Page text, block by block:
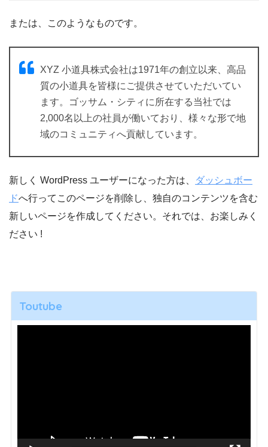
または、このようなものです。
XYZ 小道具株式会社は1971年の創立以来、高品
質の小道具を皆様にご提供させていただいてい
ます。ゴッサム・シティに所在する当社では
2,000名以上の社員が働いており、様々な形で地
域のコミュニティへ貢献しています。
新しく WordPress ユーザーになった方は、
ダッシュボー
ドへ行ってこのページを削除し、独自のコンテンツを含む
新しいページを作成してください。それでは、お楽しみく
ださい !
Toutube